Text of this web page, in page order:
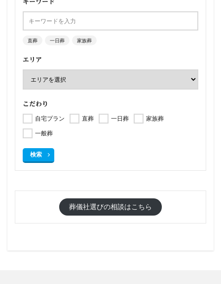
キーワード
直葬 一日葬 家族葬
エリア
こだわり
自宅プラン 直葬 一日葬
家族葬
一般葬
検索
葬儀社選びの相談はこちら